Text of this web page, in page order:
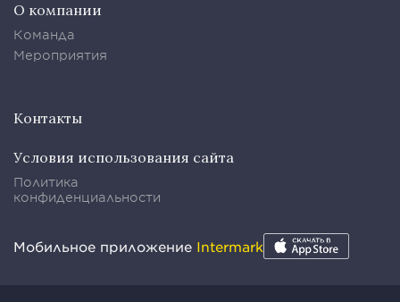
О компании
Команда
Мероприятия
Контакты
Условия использования сайта
Политика
конфиденциальности
Мобильное приложение Intermark